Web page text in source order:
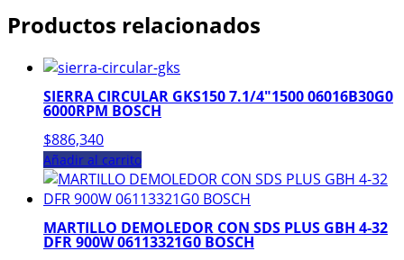
Productos relacionados
SIERRA CIRCULAR GKS150 7.1/4″1500 06016B30G0
6000RPM BOSCH
$886,340
Añadir al carrito
MARTILLO DEMOLEDOR CON SDS PLUS GBH 4-32
DFR 900W 06113321G0 BOSCH